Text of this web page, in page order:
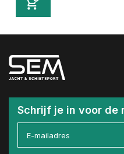
Schrijf je in voor de